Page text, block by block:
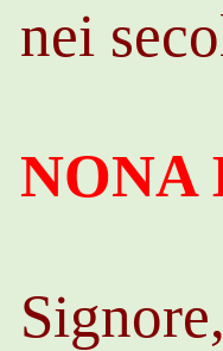
nei
NONA